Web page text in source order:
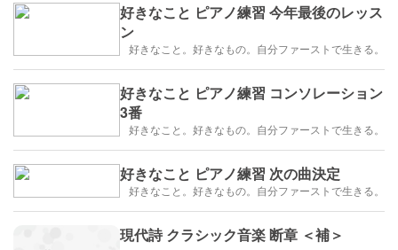
好きなこと ピアノ練習 今年最後のレッス
ン
好きなこと。好きなもの。自分ファーストで生きる。
好きなこと ピアノ練習 コンソレーション
3番
好きなこと。好きなもの。自分ファーストで生きる。
好きなこと ピアノ練習 次の曲決定
好きなこと。好きなもの。自分ファーストで生きる。
現代詩 クラシック音楽 断章 ＜補＞